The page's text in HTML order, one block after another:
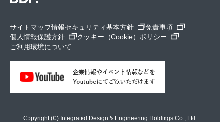
サイトマップ情報セキュリティ基本方針
免責事項
個人情報保護方針
クッキー（Cookie）ポリシー
ご利用環境について
Copyright (C) Integrated Design & Engineering Holdings Co., Ltd.